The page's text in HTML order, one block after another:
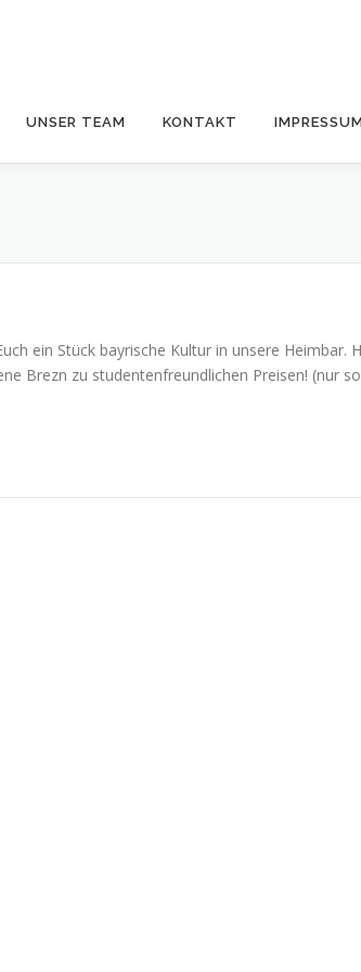
UNSER TEAM KONTAKT
ein Stück bayrische Kultur in unsere Heimbar.
Brezn zu studentenfreundlichen Preisen! (nur